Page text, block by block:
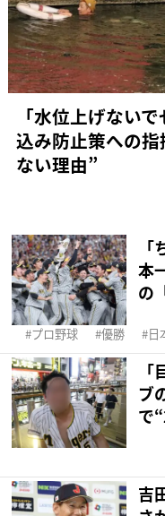
「水位上げない
込み防止策への
ない理由”
本
の
プロ野球 優勝 日
ブ
で
吉